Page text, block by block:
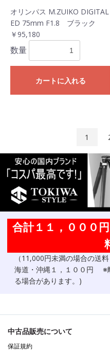
オリンパス M.ZUIKO DIGITAL
ED 75mm F1.8 ブラック
￥95,180
数量
カートに入れる
1
合計１１，０００
（11,000円未満の場合の送
海道・沖縄１，１００円 ※
る場合があります。)
中古品販売について
保証規約